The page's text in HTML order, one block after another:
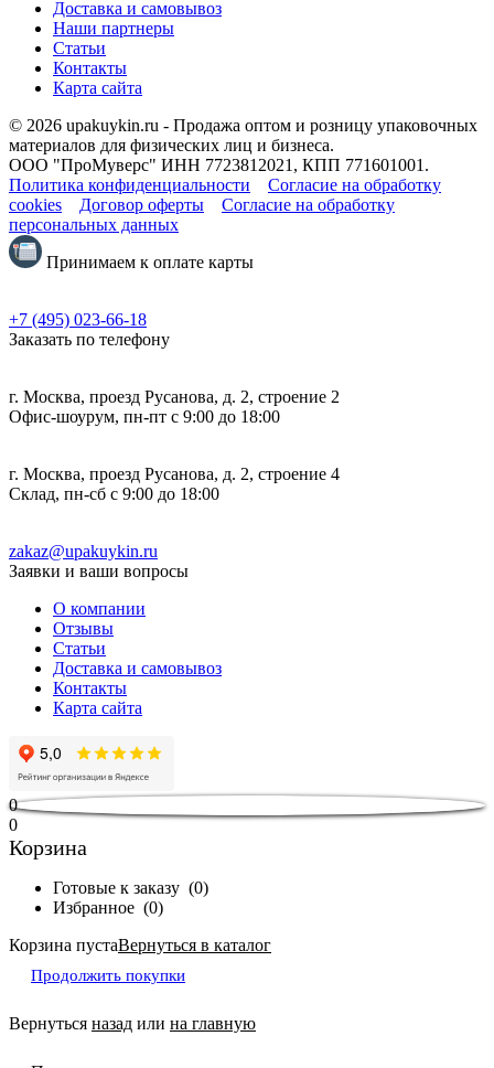
Доставка и самовывоз
Наши партнеры
Статьи
Контакты
Карта сайта
© 2026 upakuykin.ru - Продажа оптом и розницу упаковочных
материалов для физических лиц и бизнеса.
ООО "ПроМуверс" ИНН 7723812021, КПП 771601001.
Политика конфиденциальности
Согласие на обработку
cookies
Договор оферты
Согласие на обработку
персональных данных
Принимаем к оплате карты
+7 (495) 023-66-18
Заказать по телефону
г. Москва, проезд Русанова, д. 2, строение 2
Офис-шоурум, пн-пт с 9:00 до 18:00
г. Москва, проезд Русанова, д. 2, строение 4
Склад, пн-сб с 9:00 до 18:00
zakaz@upakuykin.ru
Заявки и ваши вопросы
О компании
Отзывы
Статьи
Доставка и самовывоз
Контакты
Карта сайта
0
0
Корзина
Готовые к заказу (0)
Избранное (0)
Корзина пустаВернуться в каталог
Продолжить покупки
Вернуться назад или на главную